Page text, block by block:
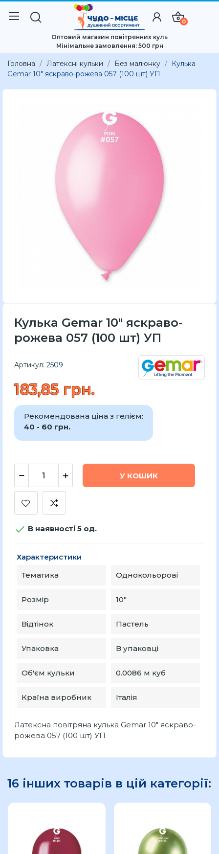
0
Оптовий магазин повітрянних куль
Мінімальне замовлення: 500 грн
Головна Латексні кульки Без малюнку
Кулька
Gemar 10" яскраво-рожева 057 (100 шт) УП
Кулька Gemar 10" яскраво-
рожева 057 (100 шт) УП
Артикул: 2509
183,85 грн.
Рекомендована ціна з гелієм:
40 - 60 грн.
У КОШИК
 В наявності 5 од.
Характеристики
Тематика
Однокольорові
Розмір 10″
Відтінок Пастель
Упаковка В упаковці
Об'єм кульки 0.0086 м куб
Країна виробник Італія
Латексна повітряна кулька Gemar 10" яскраво-
рожева 057 (100 шт) УП
16 інших товарів в цій категорії: